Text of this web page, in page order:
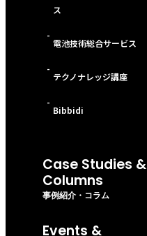
ス
-
電池技術総合サービス
-
テクノナレッジ講座
-
Bibbidi
Case Studies &
Columns
事例紹介・コラム
Events &